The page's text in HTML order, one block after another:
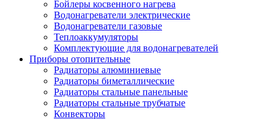
Бойлеры косвенного нагрева
Водонагреватели электрические
Водонагреватели газовые
Теплоаккумуляторы
Комплектующие для водонагревателей
Приборы отопительные
Радиаторы алюминиевые
Радиаторы биметаллические
Радиаторы стальные панельные
Радиаторы стальные трубчатые
Конвекторы